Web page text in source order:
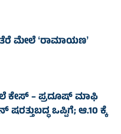
ಮೇಲೆ ʻರಾಮಾಯಣʼ
ಕೇಸ್‌ – ಪ್ರದೂಷ್‌ ಮಾಫಿ
ಷರತ್ತುಬದ್ಧ ಒಪ್ಪಿಗೆ; ಆ.10 ಕ್ಕೆ